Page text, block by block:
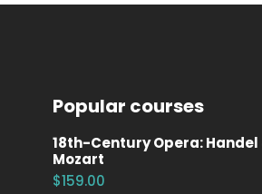
Popular courses
18th-Century Opera: Handel
Mozart
$159.00